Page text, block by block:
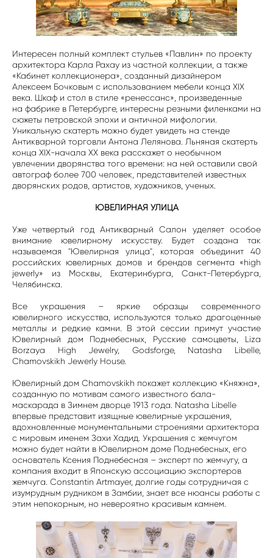
Интересен полный комплект стульев «Павлин» по проекту
архитектора Карла Рахау из частной коллекции, а также
«Кабинет коллекционера», созданный дизайнером
Алексеем Бочковым с использованием мебели конца XIX
века. Шкаф и стол в стиле «ренессанс», произведенные
на фабрике в Петербурге, интересны резными филенками на
сюжеты петровской эпохи и античной мифологии.
Уникальную скатерть можно будет увидеть на стенде
Антикварной торговли Антона Лелянова. Льняная скатерть
конца XIX-начала XX века расскажет о необычном
увлечении дворянства того времени: на ней оставили свой
автограф более 700 человек, представителей известных
дворянских родов, артистов, художников, ученых.
ЮВЕЛИРНАЯ УЛИЦА
Уже четвертый год Антикварный Салон уделяет особое
внимание ювелирному искусству. Будет создана так
называемая "Ювелирная улица", которая объединит 40
российских ювелирных домов и брендов сегмента «high
jewerly» из Москвы, Екатеринбурга, Санкт-Петербурга,
Челябинска.
Все украшения – яркие образцы современного
ювелирного искусства, используются только драгоценные
металлы и редкие камни. В этой сессии примут участие
Ювелирный дом Поднебесных, Русские самоцветы, Liza
Borzaya High Jewelry, Godsforge, Natasha Libelle,
Chamovskikh Jewerly House.
Ювелирный дом Chamovskikh покажет коллекцию «Княжна»,
созданную по мотивам самого известного бала-
маскарада в Зимнем дворце 1913 года. Natasha Libelle
впервые представит изящные ювелирные украшения,
вдохновленные монументальными строениями архитектора
с мировым именем Захи Хадид. Украшения с жемчугом
можно будет найти в Ювелирном доме Поднебесных, его
основатель Ксения Поднебесная – эксперт по жемчугу, а
компания входит в Японскую ассоциацию экспортеров
жемчуга. Constantin Artmayer, долгие годы сотрудничая с
изумрудным рудником в Замбии, знает все нюансы работы с
этим непокорным, но невероятно красивым камнем.